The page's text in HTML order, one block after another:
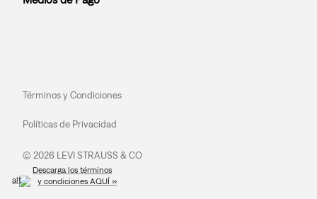
Términos y Condiciones
Políticas de Privacidad
© 2026 LEVI STRAUSS & CO
Descarga los términos
y condiciones AQUÍ »